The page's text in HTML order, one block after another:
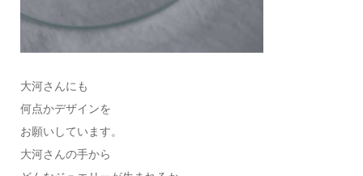
大河さんにも
何点かデザインを
お願いしています。
大河さんの手から